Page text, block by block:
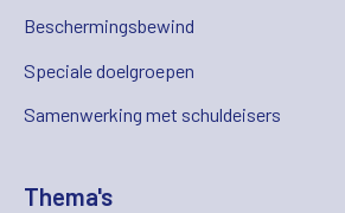
Beschermingsbewind
Speciale doelgroepen
Samenwerking met schuldeisers
Thema's